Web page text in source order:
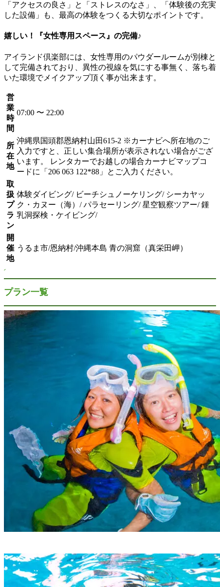
「アクセスの良さ」と「ストレスのなさ」、「体験後の充実
した設備」も、最高の体験をつくる大切なポイントです。
嬉しい！『女性専用スペース』の完備♪
アイランド倶楽部には、女性専用のパウダールームが別棟と
して完備されており、異性の視線を気にする事無く、落ち着
いた環境でメイクアップ頂く事が出来ます。
営
業
時
間
07:00 〜 22:00
所
在
地
沖縄県国頭郡恩納村山田615-2 ※カーナビへ所在地のご
入力ですと、正しい集合場所が表示されない場合がござ
います。 レンタカーでお越しの場合カーナビマップコ
ードに「206 063 122*88」とご入力ください。
取
扱
プ
ラ
ン
体験ダイビング/ ビーチシュノーケリング/ シーカヤッ
ク・カヌー（海）/ パラセーリング/ 星空観察ツアー/ 鍾
乳洞探検・ケイビング/
開
催
地
うるま市/恩納村/沖縄本島 青の洞窟（真栄田岬）
プラン一覧